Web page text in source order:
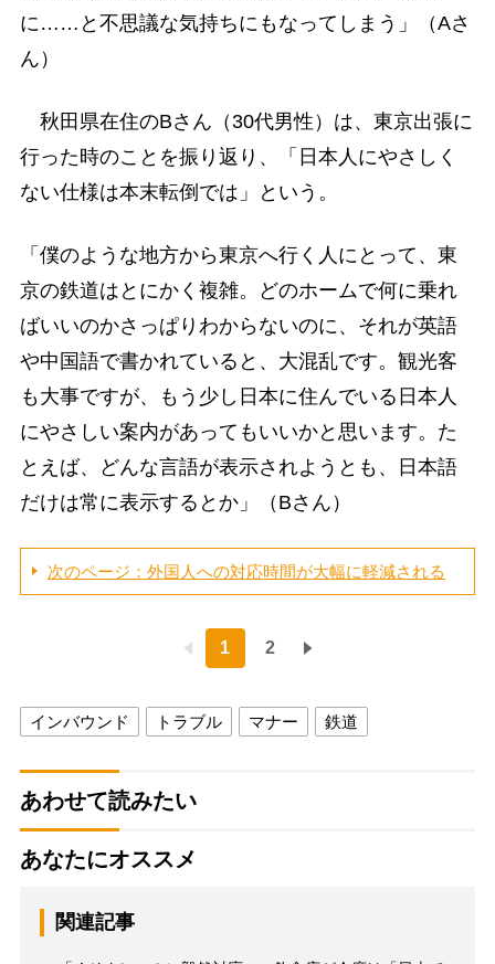
に……と不思議な気持ちにもなってしまう」（Aさ
ん）
秋田県在住のBさん（30代男性）は、東京出張に
行った時のことを振り返り、「日本人にやさしく
ない仕様は本末転倒では」という。
「僕のような地方から東京へ行く人にとって、東
京の鉄道はとにかく複雑。どのホームで何に乗れ
ばいいのかさっぱりわからないのに、それが英語
や中国語で書かれていると、大混乱です。観光客
も大事ですが、もう少し日本に住んでいる日本人
にやさしい案内があってもいいかと思います。た
とえば、どんな言語が表示されようとも、日本語
だけは常に表示するとか」（Bさん）
次のページ：外国人への対応時間が大幅に軽減される
1 2
インバウンド トラブル マナー 鉄道
あわせて読みたい
あなたにオススメ
関連記事